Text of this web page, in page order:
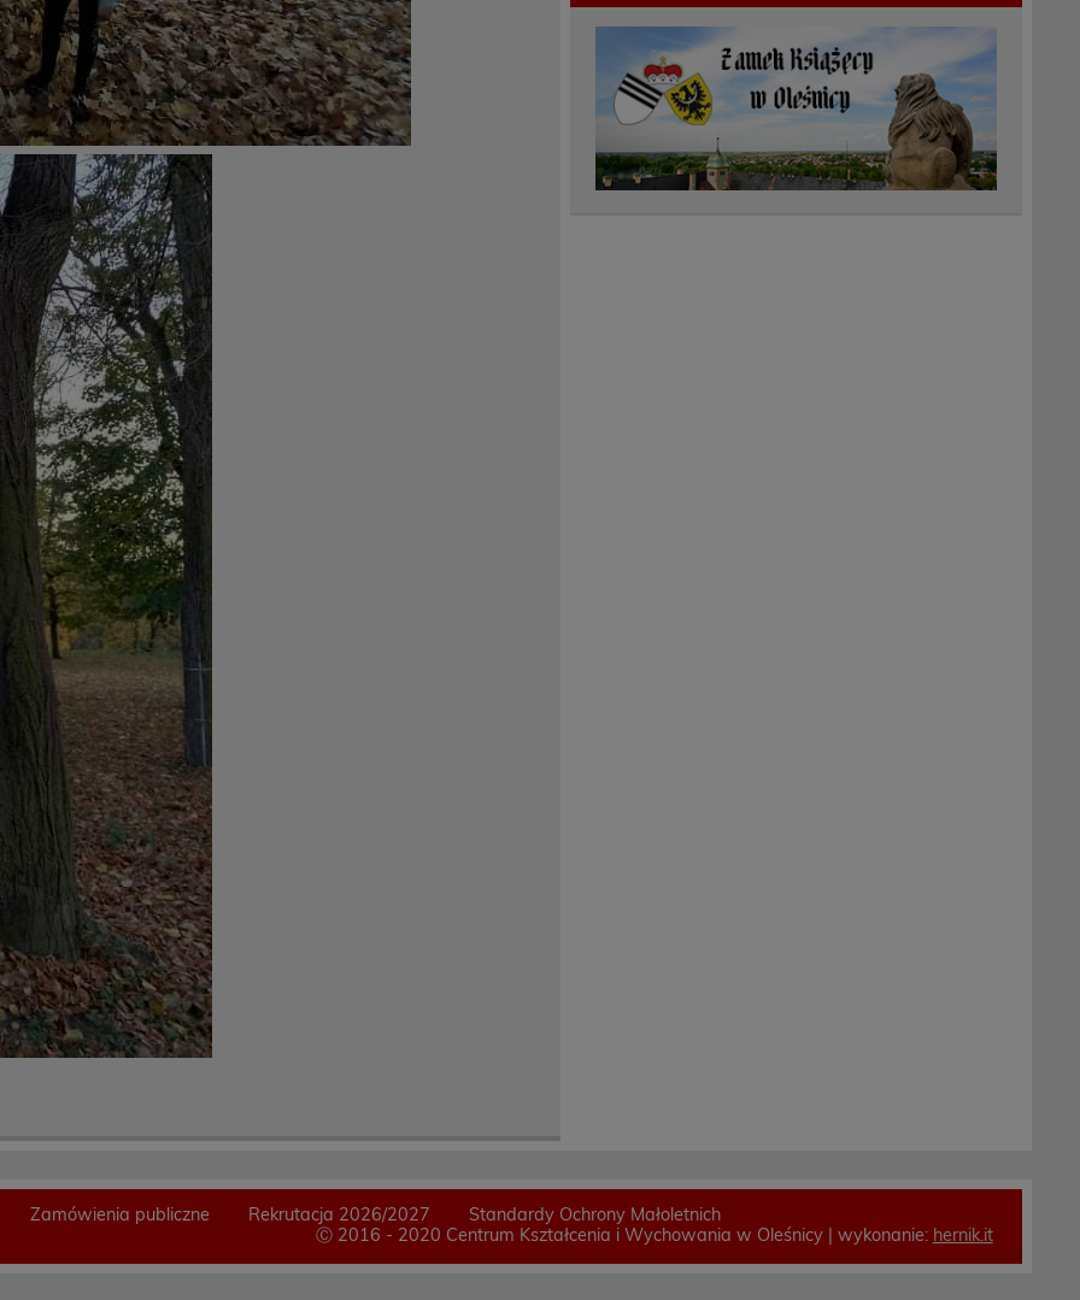
Zamówienia publiczne Rekrutacja 2026/2027
Standardy Ochrony Małoletnich
Ⓒ 2016 - 2020 Centrum Kształcenia i Wychowania w Oleśnicy | wykonanie: hernik.it